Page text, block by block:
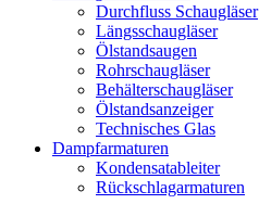
Durchfluss Schaugläser
Längsschaugläser
Ölstandsaugen
Rohrschaugläser
Behälterschaugläser
Ölstandsanzeiger
Technisches Glas
Dampfarmaturen
Kondensatableiter
Rückschlagarmaturen